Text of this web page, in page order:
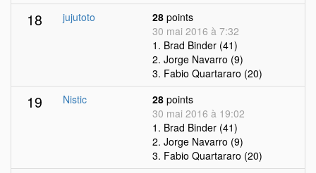
18 jujutoto 28 points
30 mai 2016 à 7:32
1. Brad Binder (41)
2. Jorge Navarro (9)
3. Fabio Quartararo (20)
19 Nistic 28 points
30 mai 2016 à 19:02
1. Brad Binder (41)
2. Jorge Navarro (9)
3. Fabio Quartararo (20)